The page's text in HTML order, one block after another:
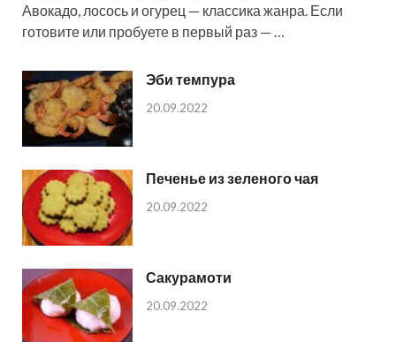
Авокадо, лосось и огурец — классика жанра. Если
готовите или пробуете в первый раз — …
Эби темпура
20.09.2022
Печенье из зеленого чая
20.09.2022
Сакурамоти
20.09.2022